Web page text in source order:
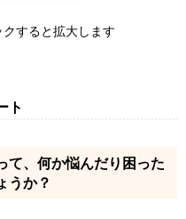
すると拡大します
ト
て、何か悩んだり困った
うか？